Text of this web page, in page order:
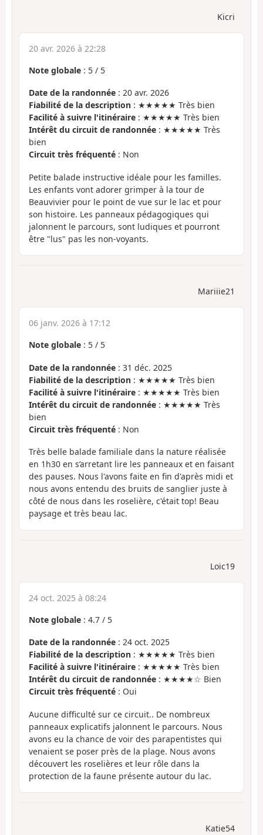
Kicri
20 avr. 2026 à 22:28
Note globale : 5 / 5
Date de la randonnée : 20 avr. 2026
Fiabilité de la description : ★★★★★ Très bien
Facilité à suivre l'itinéraire : ★★★★★ Très bien
Intérêt du circuit de randonnée : ★★★★★ Très
bien
Circuit très fréquenté : Non
Petite balade instructive idéale pour les familles.
Les enfants vont adorer grimper à la tour de
Beauvivier pour le point de vue sur le lac et pour
son histoire. Les panneaux pédagogiques qui
jalonnent le parcours, sont ludiques et pourront
être "lus" pas les non-voyants.
Mariiie21
06 janv. 2026 à 17:12
Note globale : 5 / 5
Date de la randonnée : 31 déc. 2025
Fiabilité de la description : ★★★★★ Très bien
Facilité à suivre l'itinéraire : ★★★★★ Très bien
Intérêt du circuit de randonnée : ★★★★★ Très
bien
Circuit très fréquenté : Non
Très belle balade familiale dans la nature réalisée
en 1h30 en s’arretant lire les panneaux et en faisant
des pauses. Nous l'avons faite en fin d'après midi et
nous avons entendu des bruits de sanglier juste à
côté de nous dans les roselière, c'était top! Beau
paysage et très beau lac.
Loic19
24 oct. 2025 à 08:24
Note globale : 4.7 / 5
Date de la randonnée : 24 oct. 2025
Fiabilité de la description : ★★★★★ Très bien
Facilité à suivre l'itinéraire : ★★★★★ Très bien
Intérêt du circuit de randonnée : ★★★★☆ Bien
Circuit très fréquenté : Oui
Aucune difficulté sur ce circuit.. De nombreux
panneaux explicatifs jalonnent le parcours. Nous
avons eu la chance de voir des parapentistes qui
venaient se poser près de la plage. Nous avons
découvert les roselières et leur rôle dans la
protection de la faune présente autour du lac.
Katie54